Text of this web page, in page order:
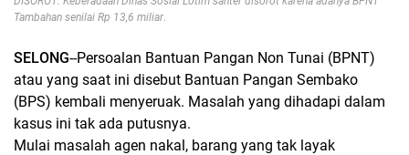
Tambahan senilai Rp 13,6 miliar.
SELONG--Persoalan Bantuan Pangan Non Tunai (BPNT)
atau yang saat ini disebut Bantuan Pangan Sembako
(BPS) kembali menyeruak. Masalah yang dihadapi dalam
kasus ini tak ada putusnya.
Mulai masalah agen nakal, barang yang tak layak